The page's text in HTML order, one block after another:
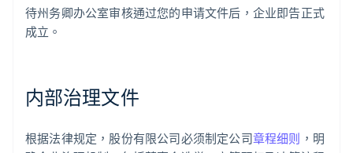
待州务卿办公室审核通过您的申请文件后，企业即告正式
成立。
内部治理文件
根据法律规定，股份有限公司必须制定公司章程细则 ，明